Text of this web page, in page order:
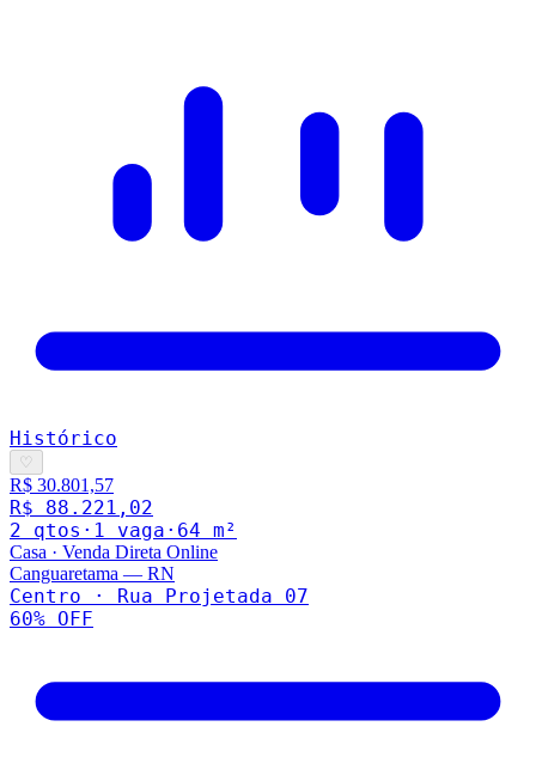
Histórico
♡
R$ 30.801,57
R$ 88.221,02
2 qtos · 1 vaga · 64 m²
Casa · Venda Direta Online
Canguaretama — RN
Centro · Rua Projetada 07
60% OFF